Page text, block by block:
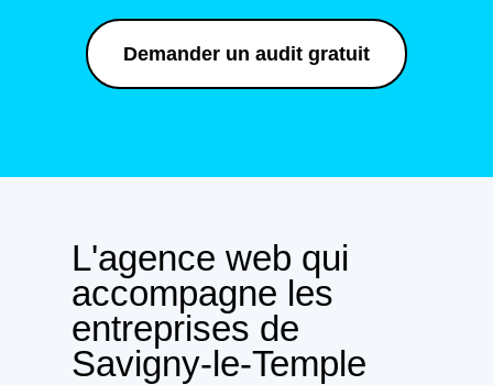
Demander un audit gratuit
L'agence web qui
accompagne les
entreprises de
Savigny-le-Temple